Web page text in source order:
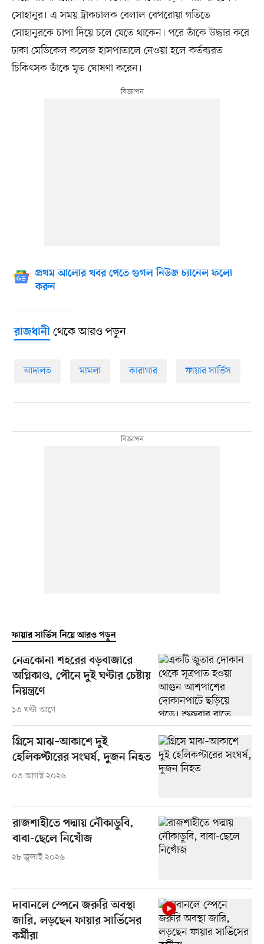
সোহানুর। এ সময় ট্রাকচালক বেলাল বেপরোয়া গতিতে
সোহানুরকে চাপা দিয়ে চলে যেতে থাকেন। পরে তাঁকে উদ্ধার করে
ঢাকা মেডিকেল কলেজ হাসপাতালে নেওয়া হলে কর্তব্যরত
চিকিৎসক তাঁকে মৃত ঘোষণা করেন।
প্রথম আলোর খবর পেতে গুগল নিউজ চ্যানেল ফলো
করুন
রাজধানীথেকে আরও পড়ুন
আদালত মামলা কারাগার ফায়ার সার্ভিস
ফায়ার সার্ভিস নিয়ে আরও পড়ুন
নেত্রকোনা শহরের বড়বাজারে
অগ্নিকাণ্ড, পৌনে দুই ঘণ্টার চেষ্টায়
নিয়ন্ত্রণে
১৩ ঘণ্টা আগে
গ্রিসে মাঝ–আকাশে দুই
হেলিকপ্টারের সংঘর্ষ, দুজন নিহত
০৩ আগস্ট ২০২৬
রাজশাহীতে পদ্মায় নৌকাডুবি,
বাবা-ছেলে নিখোঁজ
২৮ জুলাই ২০২৬
দাবানলে স্পেনে জরুরি অবস্থা
জারি, লড়ছেন ফায়ার সার্ভিসের
কর্মীরা